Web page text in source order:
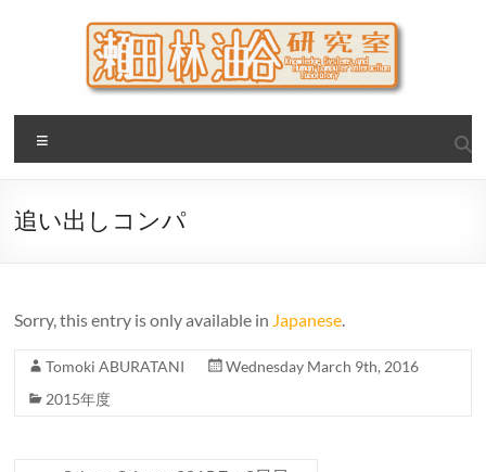
瀬田・林・油谷研究室
大阪公立大学 大学院 情報学研究科 学際情報学専攻 / 大阪府
立大学 理学部 情報数理科学科(大学院 理学系研究科 情報数理
追い出しコンパ
Sorry, this entry is only available in Japanese.
Tomoki ABURATANI
Wednesday March 9th, 2016
2015年度